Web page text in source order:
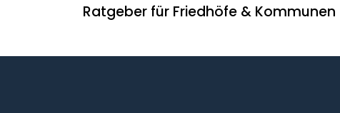
Ratgeber für Friedhöfe &